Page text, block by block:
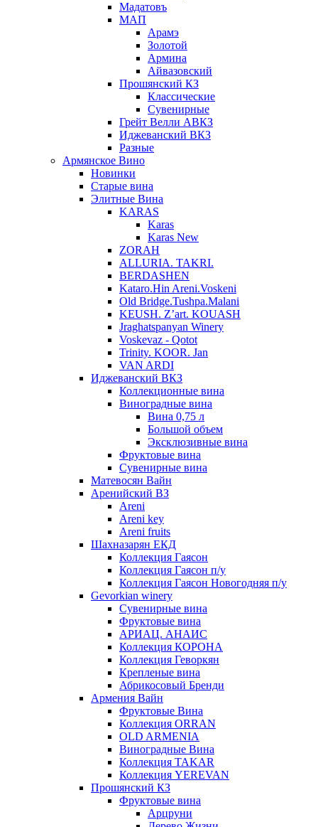
Мадатовъ
МАП
Арамэ
Золотой
Армина
Айвазовский
Прошянский КЗ
Классические
Сувенирные
Грейт Велли АВКЗ
Иджеванский ВКЗ
Разные
Армянское Вино
Новинки
Старые вина
Элитные Вина
KARAS
Karas
Karas New
ZORAH
ALLURIA. TAKRI.
BERDASHEN
Kataro.Hin Areni.Voskeni
Old Bridge.Tushpa.Malani
KEUSH. Z’art. KOUASH
Jraghatspanyan Winery
Voskevaz - Qotot
Trinity. KOOR. Jan
VAN ARDI
Иджеванский ВКЗ
Коллекционные вина
Виноградные вина
Вина 0,75 л
Большой объем
Эксклюзивные вина
Фруктовые вина
Cувенирные вина
Матевосян Вайн
Аренийский ВЗ
Areni
Areni key
Areni fruits
Шахназарян ЕКД
Коллекция Гаясон
Коллекция Гаясон п/у
Коллекция Гаясон Новогодняя п/у
Gevorkian winery
Сувенирные вина
Фруктовые вина
АРИАЦ. АНАИС
Коллекция КОРОНА
Коллекция Геворкян
Крепленые вина
Абрикосовый Бренди
Армения Вайн
Фруктовые Вина
Коллекция ORRAN
OLD ARMENIA
Виноградные Вина
Коллекция TAKAR
Коллекция YEREVAN
Прошянский КЗ
Фруктовые вина
Арцруни